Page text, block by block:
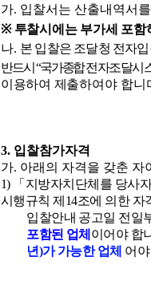
가. 입찰서는 산출내역서
※ 투찰시에는 부가세 포함
나. 본 입찰은 조달청 전자
반드시 “국가종합전자조달시
이용하여 제출하여야 합니
3. 입찰참가자격
가. 아래의 자격을 갖춘 자
1)
「 지방자치단체를 당사
시행규칙 제 14조에 의한 자
입찰안내 공고일 전일
포함된 업체 이어야 합
년)가 가능한 업체 어